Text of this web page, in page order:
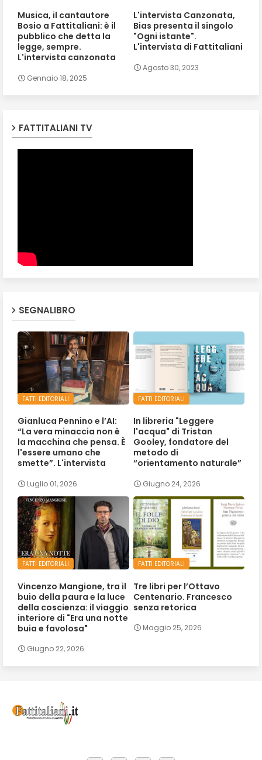
Musica, il cantautore
Bosio a Fattitaliani: è il
pubblico che detta la
legge, sempre.
L'intervista canzonata
Gennaio 18, 2025
L'intervista Canzonata,
Bias presenta il singolo
"Ogni istante".
L'intervista di Fattitaliani
Agosto 30, 2023
FATTITALIANI TV
SEGNALIBRO
FATTI EDITORIALI
Gianluca Pennino e l’AI:
“La vera minaccia non è
la macchina che pensa. È
l'essere umano che
smette”. L'intervista
Luglio 01, 2026
FATTI EDITORIALI
In libreria "Leggere
l'acqua" di Tristan
Gooley, fondatore del
metodo di
“orientamento naturale”
Giugno 24, 2026
FATTI EDITORIALI
Vincenzo Mangione, tra il
buio della paura e la luce
della coscienza: il viaggio
interiore di "Era una notte
buia e favolosa"
Giugno 22, 2026
FATTI EDITORIALI
Tre libri per l’Ottavo
Centenario. Francesco
senza retorica
Maggio 25, 2026